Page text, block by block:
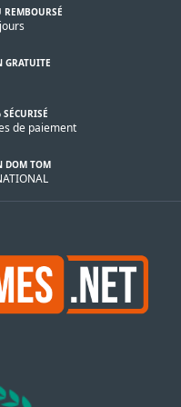
REMBOURSÉ
GRATUITE
de paiement
DOM TOM